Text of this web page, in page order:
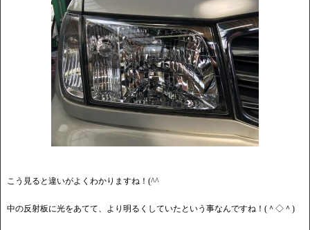
こう見ると違いがよくわかりますね！(^^
中の反射板に光をあてて、より明るくしていたという事なんですね！(＾◇＾)